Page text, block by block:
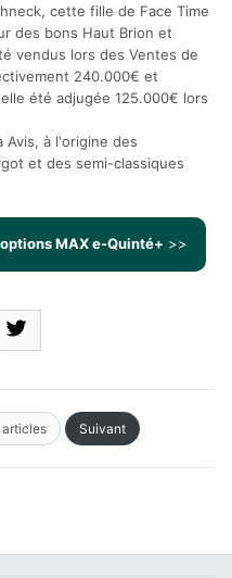
cette fille de Face Time
des bons Haut Brion et
vendus lors des Ventes de
240.000€ et
été adjugée 125.000€ lors
Avis, à l'origine des
et des semi-classiques
MAX e-Quinté+ >>
articles Suivant